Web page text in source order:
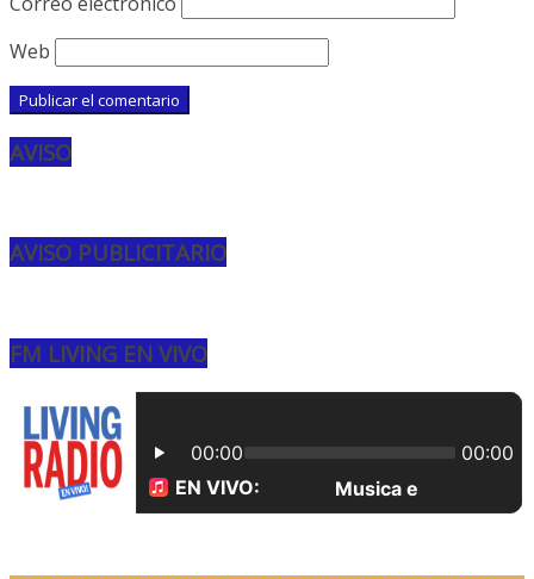
Web
AVISO
AVISO PUBLICITARIO
FM LIVING EN VIVO